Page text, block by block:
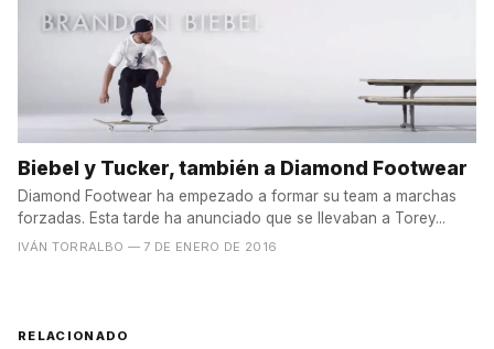
Biebel y Tucker, también a Diamond Footwear
Diamond Footwear ha empezado a formar su team a marchas
forzadas. Esta tarde ha anunciado que se llevaban a Torey...
IVÁN TORRALBO — 7 DE ENERO DE 2016
RELACIONADO